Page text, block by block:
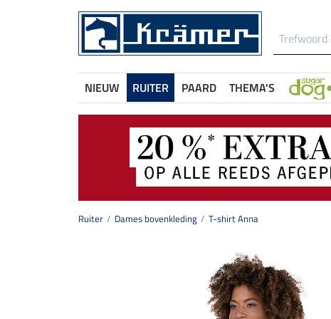
NIEUW RUITER PAARD THEMA'S
Ruiter Dames bovenkleding T-shirt Anna